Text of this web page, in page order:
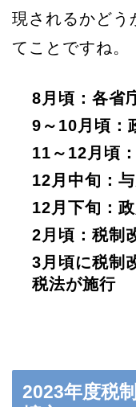
現されるかどう
てことですね。
8月頃：各省
9～10月頃：
11～12月頃
12月中旬：
12月下旬：
2月頃：税制
3月頃に税制
税法が施行
2023年度税